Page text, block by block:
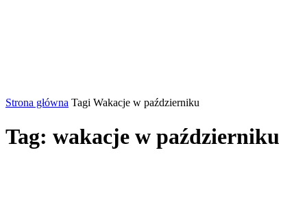
Strona główna Tagi Wakacje w październiku
Tag: wakacje w październiku